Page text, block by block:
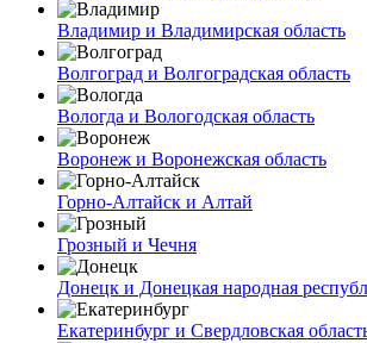
Владимир и Владимирская область
Волгоград и Волгоградская область
Вологда и Вологодская область
Воронеж и Воронежская область
Горно-Алтайск и Алтай
Грозный и Чечня
Донецк и Донецкая народная
Екатеринбург и Свердловская